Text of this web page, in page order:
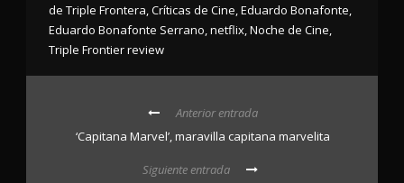
de Triple Frontera Críticas de Cine Eduardo Bonafonte
Eduardo Bonafonte Serrano netflix Noche de Cine
Triple Frontier review
Anterior entrada
‘Capitana Marvel’, maravilla capitana marvelita
Siguiente entrada